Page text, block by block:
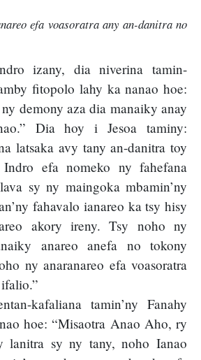
efa voasoratra any an-danitra no
izany, dia niverina tamin-
fitopolo lahy ka nanao hoe:
demony aza dia manaiky anay
Dia hoy i Jesoa taminy:
latsaka avy tany an-danitra toy
efa nomeko ny fahefana
sy ny maingoka mbamin’ny
fahavalo ianareo ka tsy hisy
akory ireny. Tsy noho ny
anareo anefa no tokony
ny anaranareo efa voasoratra
kafaliana tamin’ny Fanahy
hoe: “Misaotra Anao Aho, ry
lanitra sy ny tany, noho Ianao